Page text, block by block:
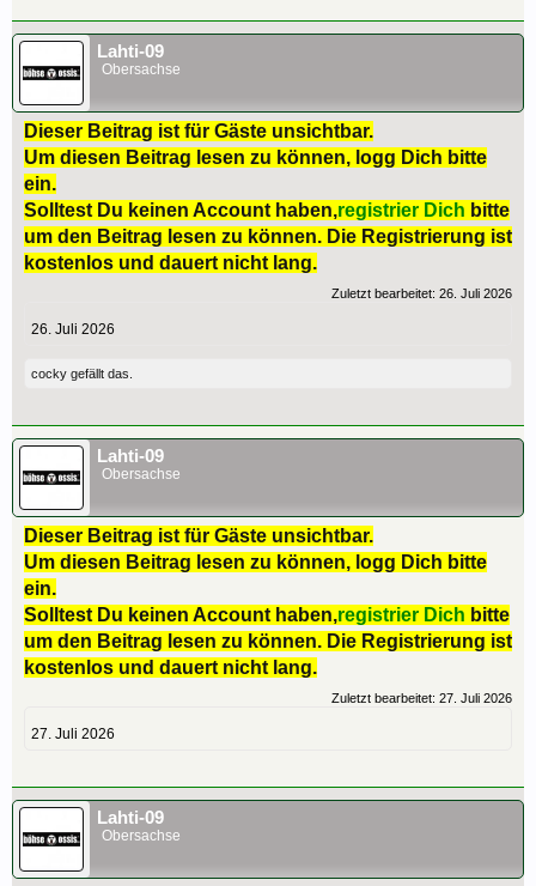
Lahti-09
Obersachse
Dieser Beitrag ist für Gäste unsichtbar.
Um diesen Beitrag lesen zu können, logg Dich bitte
ein.
Solltest Du keinen Account haben,registrier Dich bitte
um den Beitrag lesen zu können. Die Registrierung ist
kostenlos und dauert nicht lang.
Zuletzt bearbeitet: 26. Juli 2026
26. Juli 2026
cocky gefällt das.
Lahti-09
Obersachse
Dieser Beitrag ist für Gäste unsichtbar.
Um diesen Beitrag lesen zu können, logg Dich bitte
ein.
Solltest Du keinen Account haben,registrier Dich bitte
um den Beitrag lesen zu können. Die Registrierung ist
kostenlos und dauert nicht lang.
Zuletzt bearbeitet: 27. Juli 2026
27. Juli 2026
Lahti-09
Obersachse